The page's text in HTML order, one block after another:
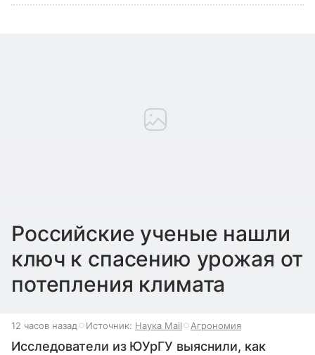
Российские ученые нашли
ключ к спасению урожая от
потепления климата
12 часов назад Источник: Наука Mail Агрономия
Исследователи из ЮУрГУ выяснили, как